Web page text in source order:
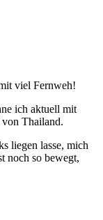
viel Fernweh!
ich aktuell mit
Thailand.
liegen lasse, mich
noch so bewegt,